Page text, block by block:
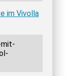
im Vivolla